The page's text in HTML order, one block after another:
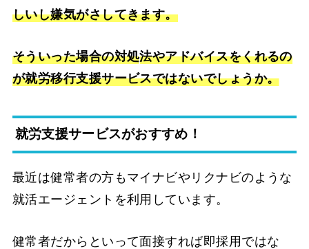
しいし嫌気がさしてきます。
そういった場合の対処法やアドバイスをくれるの
が就労移行支援サービスではないでしょうか。
就労支援サービスがおすすめ！
最近は健常者の方もマイナビやリクナビのような
就活エージェントを利用しています。
健常者だからといって面接すれば即採用ではな